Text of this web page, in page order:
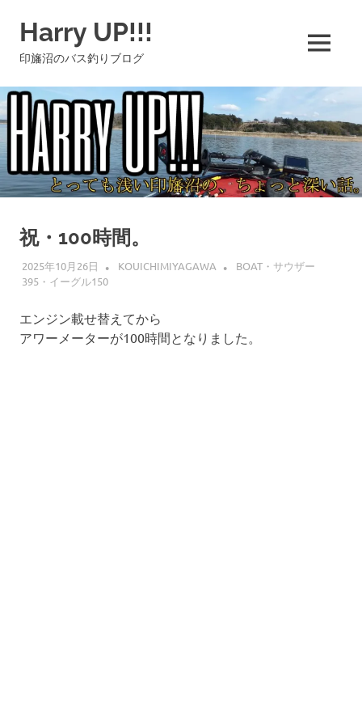
ツ
へ
ス
キ
ッ
プ
Harry UP!!!
印旛沼のバス釣りブログ MENU
祝・100時間。
2025年10月26日 KOUICHIMIYAGAWA
BOAT・サウザー
395・イーグル150
エンジン載せ替えてから
アワーメーターが100時間となりました。